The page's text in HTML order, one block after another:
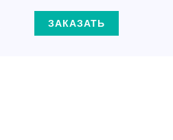
ЗАКАЗАТЬ